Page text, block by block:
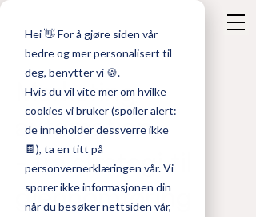
Hei 👋 For å gjøre siden vår
bedre og mer personalisert til
deg, benytter vi 🍪.
Hvis du vil vite mer om hvilke
cookies vi bruker (spoiler alert:
de inneholder dessverre ikke
🍫), ta en titt på
personvernerklæringen vår. Vi
sporer ikke informasjonen din
når du besøker nettsiden vår,
Marketing
automation
- fra strategi til
gjennomføring